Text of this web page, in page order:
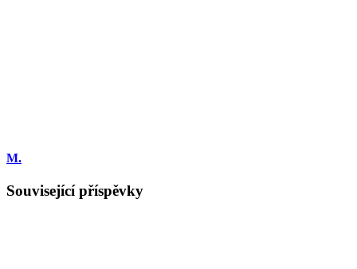
M.
Související příspěvky